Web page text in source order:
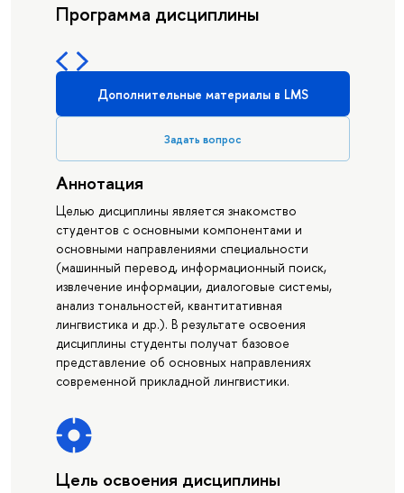
Программа дисциплины
Дополнительные материалы в LMS
Задать вопрос
Аннотация
Целью дисциплины является знакомство
студентов с основными компонентами и
основными направлениями специальности
(машинный перевод, информационный поиск,
извлечение информации, диалоговые системы,
анализ тональностей, квантитативная
лингвистика и др.). В результате освоения
дисциплины студенты получат базовое
представление об основных направлениях
современной прикладной лингвистики.
Цель освоения дисциплины